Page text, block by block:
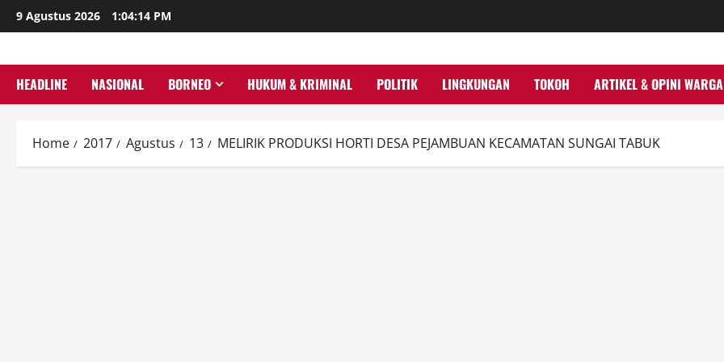
Skip
to
9 Agustus 2026 1:04:15 PM
HEADLINE NASIONAL BORNEO HUKUM & KRIMINAL POLITIK LINGKUNGAN TOKOH ARTIKEL & OPINI WARGA
Home 2017 Agustus 13 ​MELIRIK PRODUKSI HORTI DESA PEJAMBUAN KECAMATAN SUNGAI TABUK